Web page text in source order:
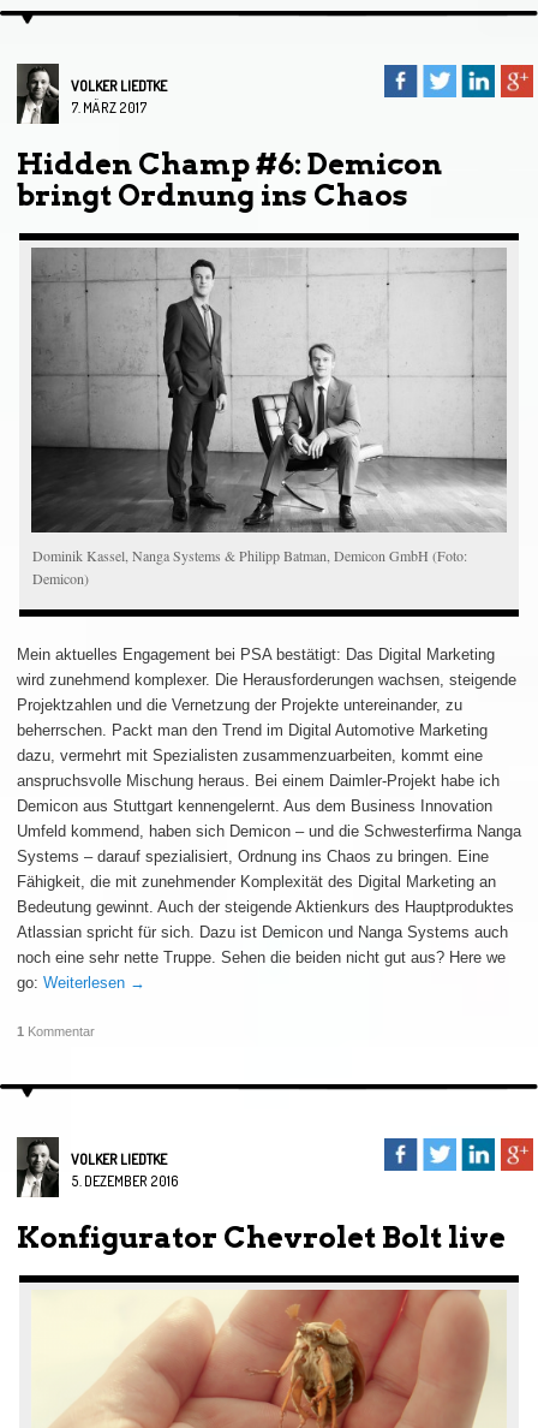
VOLKER LIEDTKE
7. MÄRZ 2017
Hidden Champ #6: Demicon
bringt Ordnung ins Chaos
Dominik Kassel, Nanga Systems & Philipp Batman, Demicon GmbH (Foto:
Demicon)
Mein aktuelles Engagement bei PSA bestätigt: Das Digital Marketing
wird zunehmend komplexer. Die Herausforderungen wachsen, steigende
Projektzahlen und die Vernetzung der Projekte untereinander, zu
beherrschen. Packt man den Trend im Digital Automotive Marketing
dazu, vermehrt mit Spezialisten zusammenzuarbeiten, kommt eine
anspruchsvolle Mischung heraus. Bei einem Daimler-Projekt habe ich
Demicon aus Stuttgart kennengelernt. Aus dem Business Innovation
Umfeld kommend, haben sich Demicon – und die Schwesterfirma Nanga
Systems – darauf spezialisiert, Ordnung ins Chaos zu bringen. Eine
Fähigkeit, die mit zunehmender Komplexität des Digital Marketing an
Bedeutung gewinnt. Auch der steigende Aktienkurs des Hauptproduktes
Atlassian spricht für sich. Dazu ist Demicon und Nanga Systems auch
noch eine sehr nette Truppe. Sehen die beiden nicht gut aus? Here we
go: Weiterlesen →
1 Kommentar
VOLKER LIEDTKE
5. DEZEMBER 2016
Konfigurator Chevrolet Bolt live